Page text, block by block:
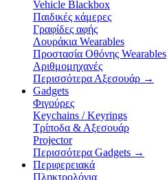
Vehicle Blackbox
Παιδικές κάμερες
Γραφίδες αφής
Λουράκια Wearables
Προστασία Οθόνης Wearables
Αριθμομηχανές
Περισσότερα Αξεσουάρ →
Gadgets
Φιγούρες
Keychains / Keyrings
Τρίποδα & Αξεσουάρ
Projector
Περισσότερα Gadgets →
Περιφερειακά
Πληκτρολόγια